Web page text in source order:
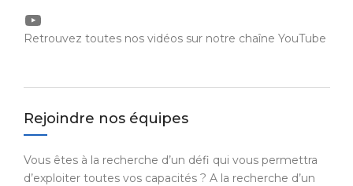
YouTube
Retrouvez toutes nos vidéos sur notre chaîne YouTube
Rejoindre nos équipes
Vous êtes à la recherche d’un défi qui vous permettra
d’exploiter toutes vos capacités ? A la recherche d’un